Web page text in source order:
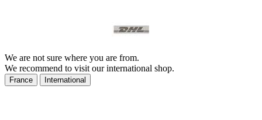
We are not sure where you are from.
We recommend to visit our international shop.
France International